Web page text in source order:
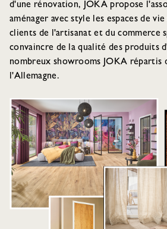
d'une rénovation, JOKA propose
aménager avec style les espaces de
clients de l'artisanat et du commerce
convaincre de la qualité des produits
nombreux showrooms JOKA répartis
l'Allemagne.